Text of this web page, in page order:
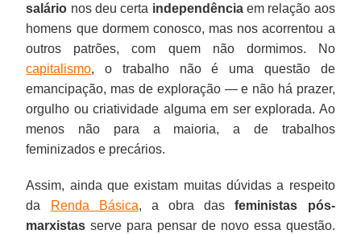
salário nos deu certa independênciaem relação aos
homens que dormem conosco, mas nos acorrentou a
outros patrões, com quem não dormimos. No
capitalismo, o trabalho não é uma questão de
emancipação, mas de exploração — e não há prazer,
orgulho ou criatividade alguma em ser explorada. Ao
menos não para a maioria, a de trabalhos
feminizados e precários.
Assim, ainda que existam muitas dúvidas a respeito
da
Renda Básica, a obra dasfeministas pós-
marxistas serve para pensar de novo essa questão.